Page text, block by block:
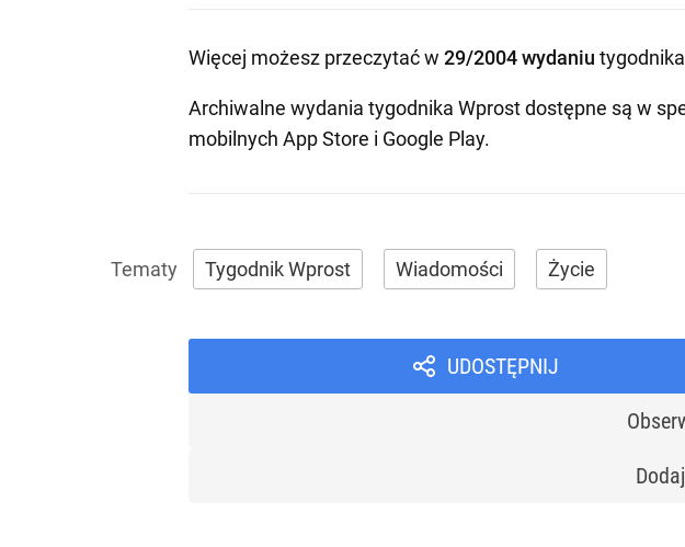
Więcej możesz przeczytać w 29/2004 wydaniu
Archiwalne wydania tygodnika Wprost dostępne są w
mobilnych App Store i Google Play.
Tygodnik Wprost Wiadomości Życie
UDOSTĘPNIJ